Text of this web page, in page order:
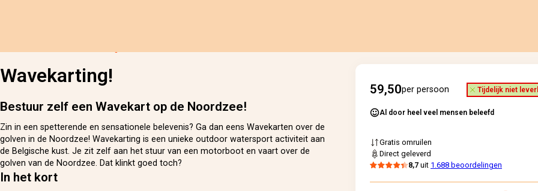
Wavekarting!
Bestuur zelf een Wavekart op de Noordzee!
Zin in een spetterende en sensationele belevenis? Ga dan eens Wavekarten over de
golven in de Noordzee! Wavekarting is een unieke outdoor watersport activiteit aan
de Belgische kust. Je zit zelf aan het stuur van een motorboot en vaart over de
golven van de Noordzee. Dat klinkt goed toch?
In het kort
59,50per persoon Tijdelijk niet
Al door heel veel mensen beleefd
Gratis omruilen
Direct geleverd
8,7 uit 1.688 beoordelingen